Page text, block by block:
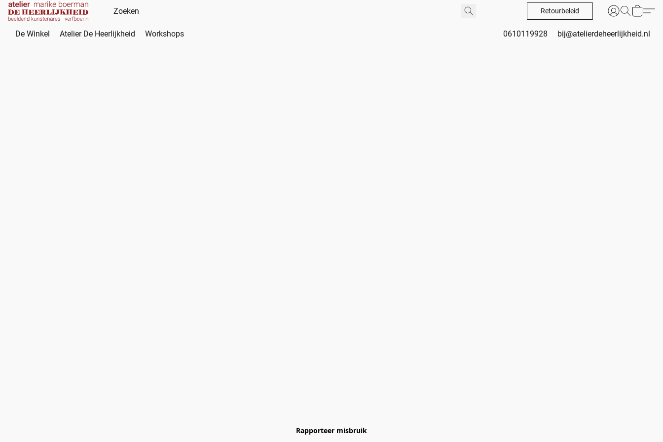
Retourbeleid
De Winkel Atelier De Heerlijkheid Workshops 0610119928 bij@atelierdeheerlijkheid.nl
Rapporteer misbruik